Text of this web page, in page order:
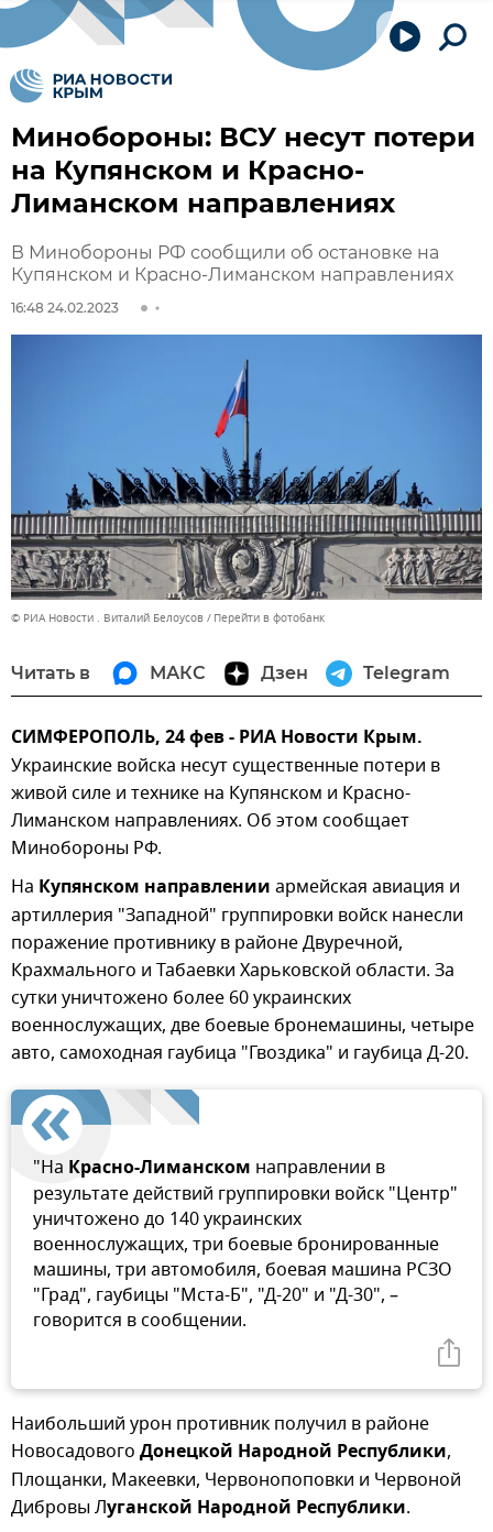
Минобороны: ВСУ несут потери
на Купянском и Красно-
Лиманском направлениях
В Минобороны РФ сообщили об остановке на
Купянском и Красно-Лиманском направлениях
16:48 24.02.2023
© РИА Новости . Виталий Белоусов Перейти в фотобанк
Читать в МАКС Дзен Telegram
СИМФЕРОПОЛЬ, 24 фев - РИА Новости Крым.
Украинские войска несут существенные потери в
живой силе и технике на Купянском и Красно-
Лиманском направлениях. Об этом сообщает
Минобороны РФ.
На Купянском направлении армейская авиация и
артиллерия "Западной" группировки войск нанесли
поражение противнику в районе Двуречной,
Крахмального и Табаевки Харьковской области. За
сутки уничтожено более 60 украинских
военнослужащих, две боевые бронемашины, четыре
авто, самоходная гаубица "Гвоздика" и гаубица Д-20.
"На Красно-Лиманском направлении в
результате действий группировки войск "Центр"
уничтожено до 140 украинских
военнослужащих, три боевые бронированные
машины, три автомобиля, боевая машина РСЗО
"Град", гаубицы "Мста-Б", "Д-20" и "Д-30", –
говорится в сообщении.
Наибольший урон противник получил в районе
Новосадового Донецкой Народной Республики,
Площанки, Макеевки, Червонопоповки и Червоной
Дибровы Луганской Народной Республики.